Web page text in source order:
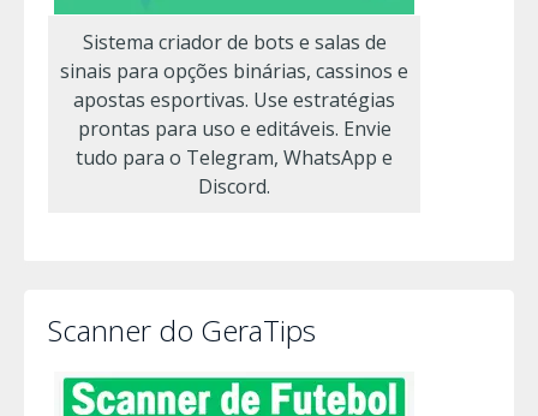
Sistema criador de bots e salas de
sinais para opções binárias, cassinos e
apostas esportivas. Use estratégias
prontas para uso e editáveis. Envie
tudo para o Telegram, WhatsApp e
Discord.
Scanner do GeraTips